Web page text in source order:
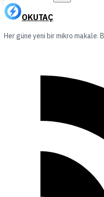
OKUTAÇ
Her güne yeni bir mikro makale.